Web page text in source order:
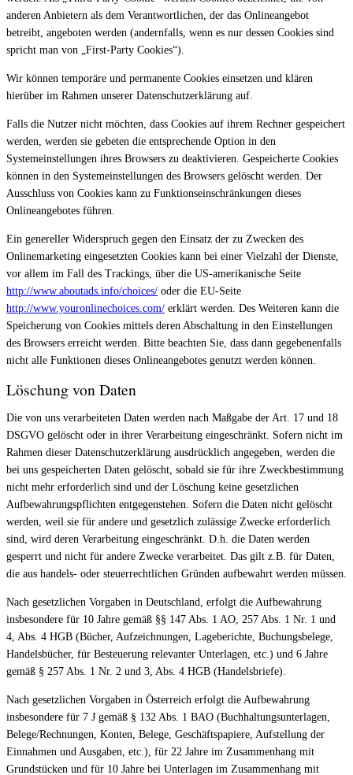
anderen Anbietern als dem Verantwortlichen, der das Onlineangebot
betreibt, angeboten werden (andernfalls, wenn es nur dessen Cookies sind
spricht man von „First-Party Cookies“).
Wir können temporäre und permanente Cookies einsetzen und klären
hierüber im Rahmen unserer Datenschutzerklärung auf.
Falls die Nutzer nicht möchten, dass Cookies auf ihrem Rechner gespeichert
werden, werden sie gebeten die entsprechende Option in den
Systemeinstellungen ihres Browsers zu deaktivieren. Gespeicherte Cookies
können in den Systemeinstellungen des Browsers gelöscht werden. Der
Ausschluss von Cookies kann zu Funktionseinschränkungen dieses
Onlineangebotes führen.
Ein genereller Widerspruch gegen den Einsatz der zu Zwecken des
Onlinemarketing eingesetzten Cookies kann bei einer Vielzahl der Dienste,
vor allem im Fall des Trackings, über die US-amerikanische Seite
http://www.aboutads.info/choices/ oder die EU-Seite
http://www.youronlinechoices.com/ erklärt werden. Des Weiteren kann die
Speicherung von Cookies mittels deren Abschaltung in den Einstellungen
des Browsers erreicht werden. Bitte beachten Sie, dass dann gegebenenfalls
nicht alle Funktionen dieses Onlineangebotes genutzt werden können.
Löschung von Daten
Die von uns verarbeiteten Daten werden nach Maßgabe der Art. 17 und 18
DSGVO gelöscht oder in ihrer Verarbeitung eingeschränkt. Sofern nicht im
Rahmen dieser Datenschutzerklärung ausdrücklich angegeben, werden die
bei uns gespeicherten Daten gelöscht, sobald sie für ihre Zweckbestimmung
nicht mehr erforderlich sind und der Löschung keine gesetzlichen
Aufbewahrungspflichten entgegenstehen. Sofern die Daten nicht gelöscht
werden, weil sie für andere und gesetzlich zulässige Zwecke erforderlich
sind, wird deren Verarbeitung eingeschränkt. D.h. die Daten werden
gesperrt und nicht für andere Zwecke verarbeitet. Das gilt z.B. für Daten,
die aus handels- oder steuerrechtlichen Gründen aufbewahrt werden müssen.
Nach gesetzlichen Vorgaben in Deutschland, erfolgt die Aufbewahrung
insbesondere für 10 Jahre gemäß §§ 147 Abs. 1 AO, 257 Abs. 1 Nr. 1 und
4, Abs. 4 HGB (Bücher, Aufzeichnungen, Lageberichte, Buchungsbelege,
Handelsbücher, für Besteuerung relevanter Unterlagen, etc.) und 6 Jahre
gemäß § 257 Abs. 1 Nr. 2 und 3, Abs. 4 HGB (Handelsbriefe).
Nach gesetzlichen Vorgaben in Österreich erfolgt die Aufbewahrung
insbesondere für 7 J gemäß § 132 Abs. 1 BAO (Buchhaltungsunterlagen,
Belege/Rechnungen, Konten, Belege, Geschäftspapiere, Aufstellung der
Einnahmen und Ausgaben, etc.), für 22 Jahre im Zusammenhang mit
Grundstücken und für 10 Jahre bei Unterlagen im Zusammenhang mit